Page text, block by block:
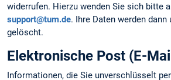
widerrufen. Hierzu wenden Sie sich bitte
support@tum.de. Ihre Daten werden dann
gelöscht.
Elektronische Post (E-
Informationen, die Sie unverschlüsselt